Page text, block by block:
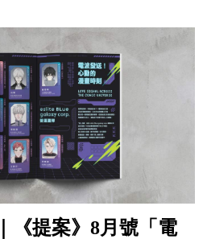
《提案》8月號「電